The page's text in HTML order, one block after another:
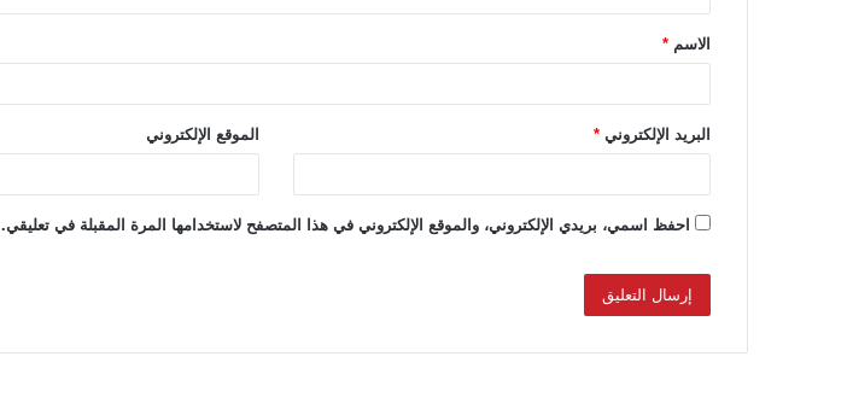
ق
*الاسم *
البريد الإلكتروني * الموقع الإلكتروني
احفظ اسمي، بريدي الإلكتروني، والموقع الإلكتروني في هذا المتصفح لاستخدامها المرة المقبلة في تعليقي.